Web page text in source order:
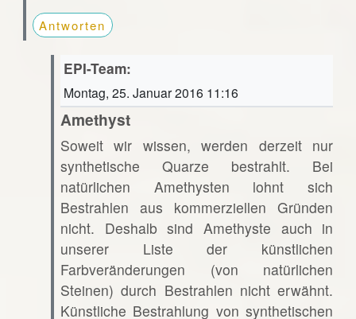
Antworten
EPI-Team:
Montag, 25. Januar 2016 11:16
Amethyst
Soweit wir wissen, werden derzeit nur
synthetische Quarze bestrahlt. Bei
natürlichen Amethysten lohnt sich
Bestrahlen aus kommerziellen Gründen
nicht. Deshalb sind Amethyste auch in
unserer Liste der künstlichen
Farbveränderungen (von natürlichen
Steinen) durch Bestrahlen nicht erwähnt.
Künstliche Bestrahlung von synthetischen